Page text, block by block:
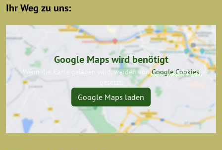
Ihr Weg zu uns:
Google Maps wird benötigt
Wenn die Karte geladen wird, werden vonGoogle Cookies
gesetzt.
Google Maps laden